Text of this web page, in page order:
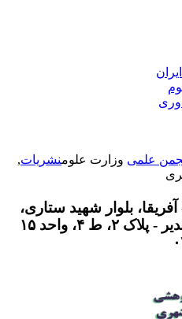
علمیوزارت علومنشریات,
بلوار شهید ستاری،
۴، واحد ۱۵